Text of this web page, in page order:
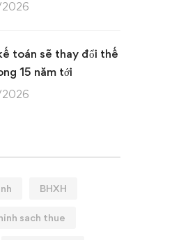
toán sẽ thay đổi thế
15 năm tới
BHXH
sach thue